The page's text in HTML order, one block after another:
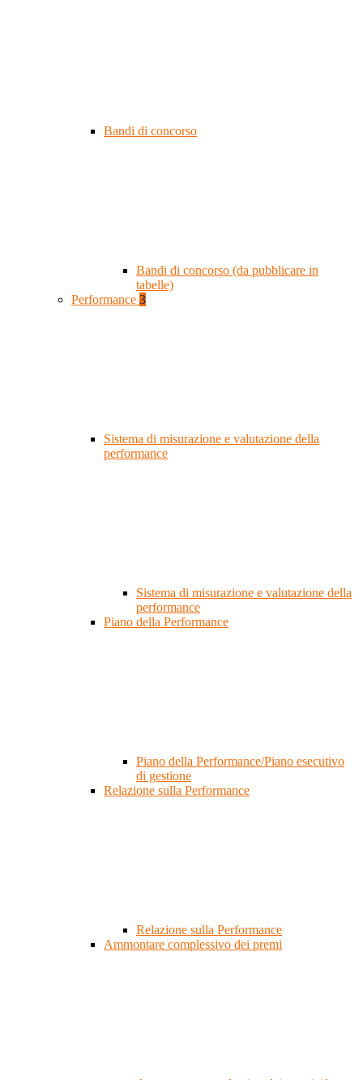
Bandi di concorso
Bandi di concorso (da pubblicare in
tabelle)
Performance 3
Sistema di misurazione e valutazione della
performance
Sistema di misurazione e valutazione della
performance
Piano della Performance
Piano della Performance/Piano esecutivo
di gestione
Relazione sulla Performance
Relazione sulla Performance
Ammontare complessivo dei premi